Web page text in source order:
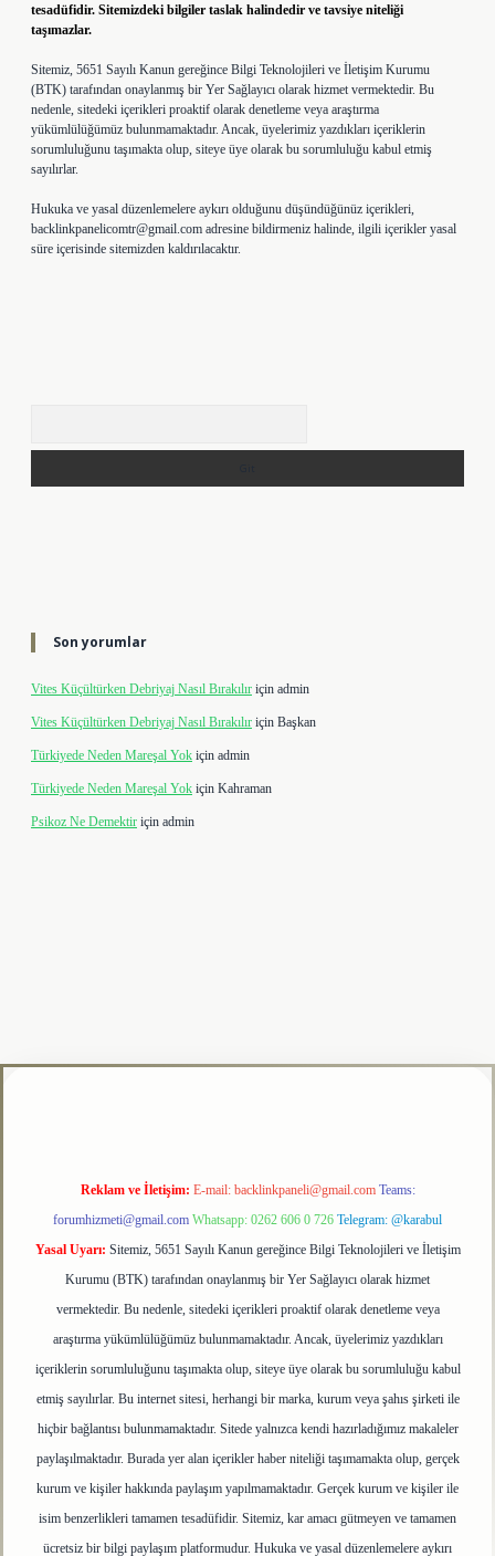
tesadüfidir. Sitemizdeki bilgiler taslak halindedir ve tavsiye niteliği
taşımazlar.
Sitemiz, 5651 Sayılı Kanun gereğince Bilgi Teknolojileri ve İletişim Kurumu
(BTK) tarafından onaylanmış bir Yer Sağlayıcı olarak hizmet vermektedir. Bu
nedenle, sitedeki içerikleri proaktif olarak denetleme veya araştırma
yükümlülüğümüz bulunmamaktadır. Ancak, üyelerimiz yazdıkları içeriklerin
sorumluluğunu taşımakta olup, siteye üye olarak bu sorumluluğu kabul etmiş
sayılırlar.
Hukuka ve yasal düzenlemelere aykırı olduğunu düşündüğünüz içerikleri,
backlinkpanelicomtr@gmail.com adresine bildirmeniz halinde, ilgili içerikler yasal
süre içerisinde sitemizden kaldırılacaktır.
Son yorumlar
Vites Küçültürken Debriyaj Nasıl Bırakılır için admin
Vites Küçültürken Debriyaj Nasıl Bırakılır için Başkan
Türkiyede Neden Mareşal Yok için admin
Türkiyede Neden Mareşal Yok için Kahraman
Psikoz Ne Demektir için admin
Reklam ve İletişim: E-mail: backlinkpaneli@gmail.com Teams:
forumhizmeti@gmail.com Whatsapp: 0262 606 0 726 Telegram: @karabul
Yasal Uyarı: Sitemiz, 5651 Sayılı Kanun gereğince Bilgi Teknolojileri ve İletişim
Kurumu (BTK) tarafından onaylanmış bir Yer Sağlayıcı olarak hizmet
vermektedir. Bu nedenle, sitedeki içerikleri proaktif olarak denetleme veya
araştırma yükümlülüğümüz bulunmamaktadır. Ancak, üyelerimiz yazdıkları
içeriklerin sorumluluğunu taşımakta olup, siteye üye olarak bu sorumluluğu kabul
etmiş sayılırlar. Bu internet sitesi, herhangi bir marka, kurum veya şahıs şirketi ile
hiçbir bağlantısı bulunmamaktadır. Sitede yalnızca kendi hazırladığımız makaleler
paylaşılmaktadır. Burada yer alan içerikler haber niteliği taşımamakta olup, gerçek
kurum ve kişiler hakkında paylaşım yapılmamaktadır. Gerçek kurum ve kişiler ile
isim benzerlikleri tamamen tesadüfidir. Sitemiz, kar amacı gütmeyen ve tamamen
ücretsiz bir bilgi paylaşım platformudur. Hukuka ve yasal düzenlemelere aykırı